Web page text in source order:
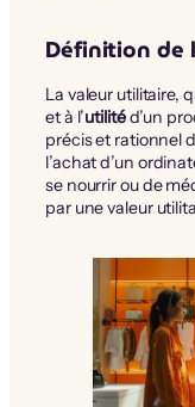
Définition de
La valeur utilitaire,
et à l’utilitéd’un
précis et rationnel
l’achat d’un
se nourrir ou de
par une valeur